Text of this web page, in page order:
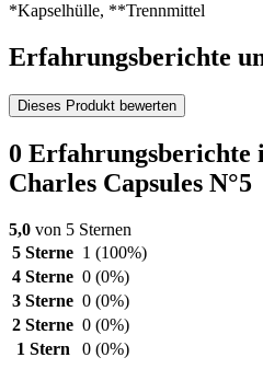
*Kapselhülle, **Trennmittel
Erfahrungsberichte
Dieses Produkt bewerten
0 Erfahrungsberichte
Charles Capsules N°5
5,0 von 5 Sternen
5 Sterne 1 (100%)
4 Sterne 0 (0%)
3 Sterne 0 (0%)
2 Sterne 0 (0%)
1 Stern
0 (0%)